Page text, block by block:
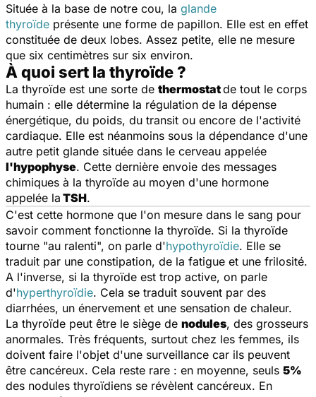
Située à la base de notre cou, la glande
thyroïde présente une forme de papillon. Elle est en effet
constituée de deux lobes. Assez petite, elle ne mesure
que six centimètres sur six environ.
À quoi sert la thyroïde ?
La thyroïde est une sorte de thermostatde tout le corps
humain : elle détermine la régulation de la dépense
énergétique, du poids, du transit ou encore de l'activité
cardiaque. Elle est néanmoins sous la dépendance d'une
autre petit glande située dans le cerveau appelée
l'hypophyse. Cette dernière envoie des messages
chimiques à la thyroïde au moyen d'une hormone
appelée la TSH.
C'est cette hormone que l'on mesure dans le sang pour
savoir comment fonctionne la thyroïde. Si la thyroïde
tourne "au ralenti", on parle d'hypothyroïdie. Elle se
traduit par une constipation, de la fatigue et une frilosité.
A l'inverse, si la thyroïde est trop active, on parle
d'hyperthyroïdie. Cela se traduit souvent par des
diarrhées, un énervement et une sensation de chaleur.
La thyroïde peut être le siège de nodules, des grosseurs
anormales. Très fréquents, surtout chez les femmes, ils
doivent faire l'objet d'une surveillance car ils peuvent
être cancéreux. Cela reste rare : en moyenne, seuls 5%
des nodules thyroïdiens se révèlent cancéreux. En